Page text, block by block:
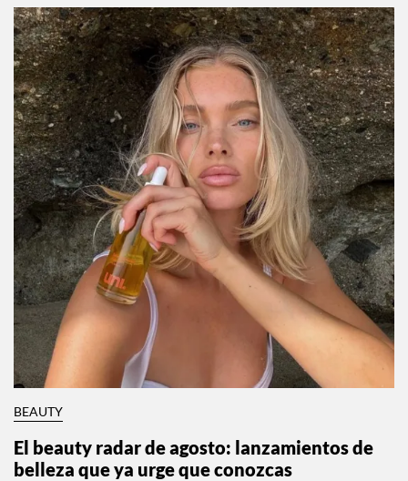
BEAUTY
El beauty radar de agosto: lanzamientos de
belleza que ya urge que conozcas